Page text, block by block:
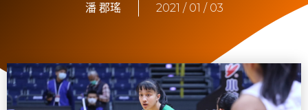
潘 郡瑤 2021 / 01 / 03